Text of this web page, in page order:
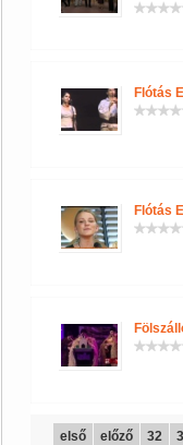
Flótás
Flótás
első előző 32